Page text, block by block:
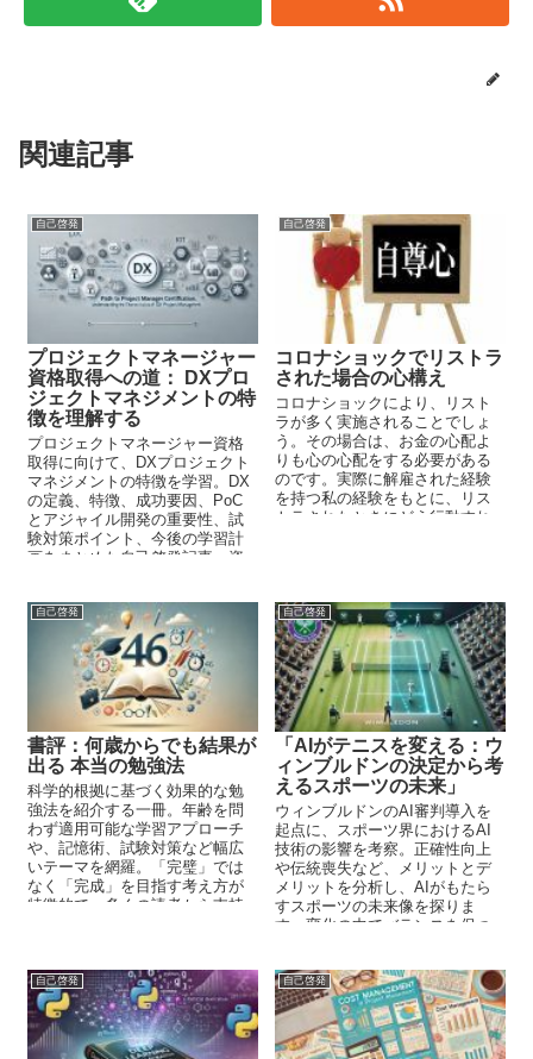
関連記事
自己啓発
プロジェクトマネージャー
資格取得への道： DXプロ
ジェクトマネジメントの特
徴を理解する
プロジェクトマネージャー資格
取得に向けて、DXプロジェクト
マネジメントの特徴を学習。DX
の定義、特徴、成功要因、PoC
とアジャイル開発の重要性、試
験対策ポイント、今後の学習計
画をまとめた自己啓発記事。資
自己啓発
コロナショックでリストラ
された場合の心構え
コロナショックにより、リスト
ラが多く実施されることでしょ
う。その場合は、お金の心配よ
りも心の心配をする必要がある
のです。実際に解雇された経験
を持つ私の経験をもとに、リス
トラされたときにどう行動すれ
自己啓発
書評：何歳からでも結果が
出る 本当の勉強法
科学的根拠に基づく効果的な勉
強法を紹介する一冊。年齢を問
わず適用可能な学習アプローチ
や、記憶術、試験対策など幅広
いテーマを網羅。「完璧」では
なく「完成」を目指す考え方が
特徴的で、多くの読者から支持
自己啓発
「AIがテニスを変える：ウ
ィンブルドンの決定から考
えるスポーツの未来」
ウィンブルドンのAI審判導入を
起点に、スポーツ界におけるAI
技術の影響を考察。正確性向上
や伝統喪失など、メリットとデ
メリットを分析し、AIがもたら
すスポーツの未来像を探りま
す。変化の中でバランスを保つ
自己啓発 自己啓発